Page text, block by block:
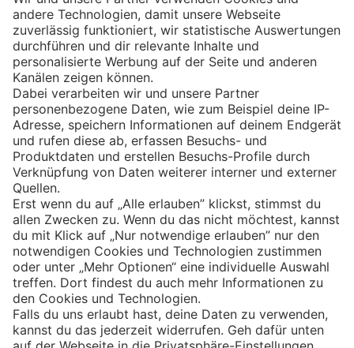
Eishockey
Impressum